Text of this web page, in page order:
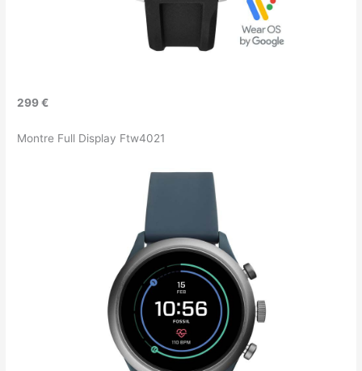
299 €
Montre Full Display Ftw4021